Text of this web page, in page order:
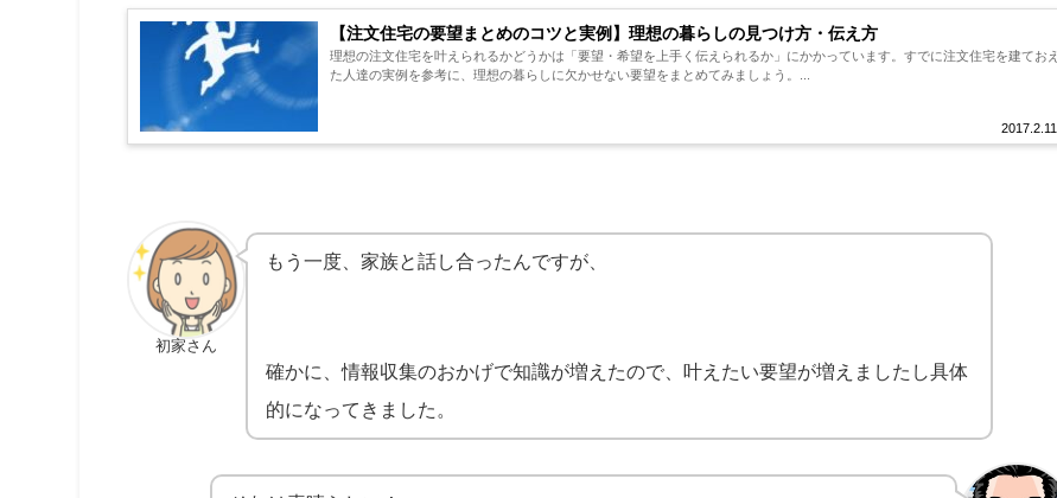
【注文住宅の要望まとめのコツと実例】理想の暮らしの見つけ方・伝え方
2017.2.11
理想の注文住宅を叶えられるかどうかは「要望・希望を上手く伝えられるか」にかかっています。すでに注文住宅を建ておえ
た人達の実例を参考に、理想の暮らしに欠かせない要望をまとめてみましょう。...
初家さん
もう一度、家族と話し合ったんですが、
確かに、情報収集のおかげで知識が増えたので、叶えたい要望が増えましたし具体
的になってきました。